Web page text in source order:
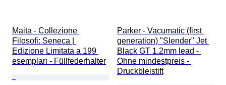
Maita - Collezione
Filosofi: Seneca |
Edizione Limitata a 199
esemplari - Füllfederhalter
Parker - Vacumatic (first
generation) "Slender" Jet
Black GT 1.2mm lead -
Ohne mindestpreis -
Druckbleistift